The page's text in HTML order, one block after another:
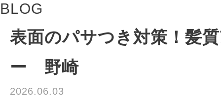
BLOG
表面のパサつき対策！髪
ー 野崎
2026.06.03